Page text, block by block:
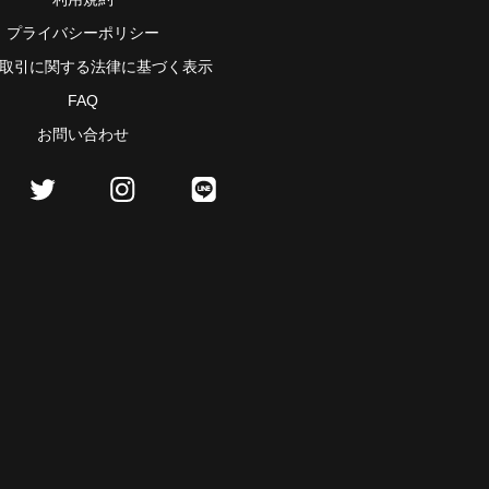
プライバシーポリシー
引に関する法律に基づく表示
FAQ
お問い合わせ